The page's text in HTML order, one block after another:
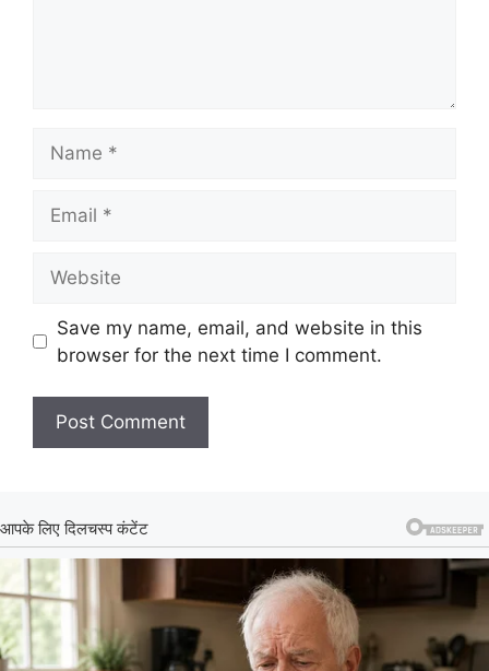
Save my name, email, and website in this
browser for the next time I comment.